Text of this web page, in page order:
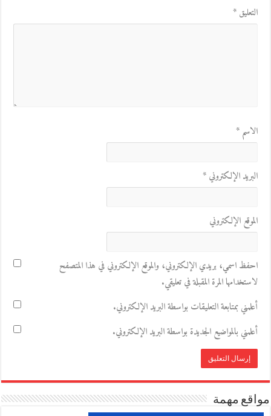
التعليق*
الاسم*
البريد الإلكتروني*
الموقع الإلكتروني
احفظ اسمي، بريدي الإلكتروني، والموقع الإلكتروني في هذا المتصفح
لاستخدامها المرة المقبلة في تعليقي.
أعلمني بمتابعة التعليقات بواسطة البريد الإلكتروني.
أعلمني بالمواضيع الجديدة بواسطة البريد الإلكتروني.
مواقع مهمة